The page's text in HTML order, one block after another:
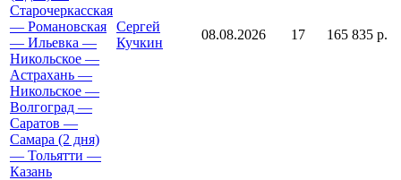
Старочеркасская
— Романовская
— Ильевка —
Никольское —
Астрахань —
Никольское —
Волгоград —
Саратов —
Самара (2 дня)
— Тольятти —
Казань
Сергей
Кучкин
08.08.2026 17 165 835 р.